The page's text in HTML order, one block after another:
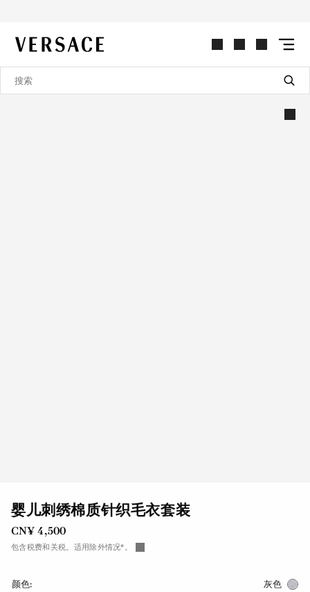
VERSACE | 主页
婴儿刺绣棉质针织毛衣套装
CN¥ 4,500
包含税费和关税。适用除外情况*。
颜色: 灰色